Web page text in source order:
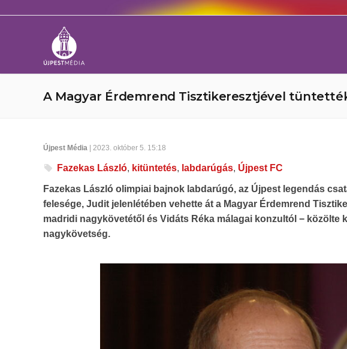
A Magyar Érdemrend Tisztikeresztjével
Újpest Média | 2023. október 5. 15:18
Fazekas László, kitüntetés, labdarúgás, Újpest FC
Fazekas László olimpiai bajnok labdarúgó, az Újpest legendás
felesége, Judit jelenlétében vehette át a Magyar Érdemrend
madridi nagykövetétől és Vidáts Réka málagai konzultól − közölte
nagykövetség.